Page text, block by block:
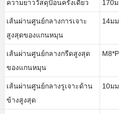
ความยาววัสดุป้อนครั้งเดียว 170มม.
เส้นผ่านศูนย์กลางการเจาะ
สูงสุดของแกนหมุน
14มม.
เส้นผ่านศูนย์กลางกรีดสูงสุด
ของแกนหมุน
เส้นผ่านศูนย์กลางรูเจาะด้าน
ข้างสูงสุด
10มม.